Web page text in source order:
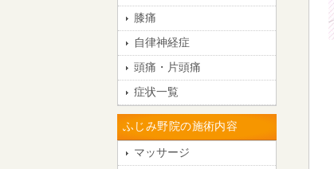
膝痛
自律神経症
頭痛・片頭痛
症状一覧
ふじみ野院の施術内容
マッサージ